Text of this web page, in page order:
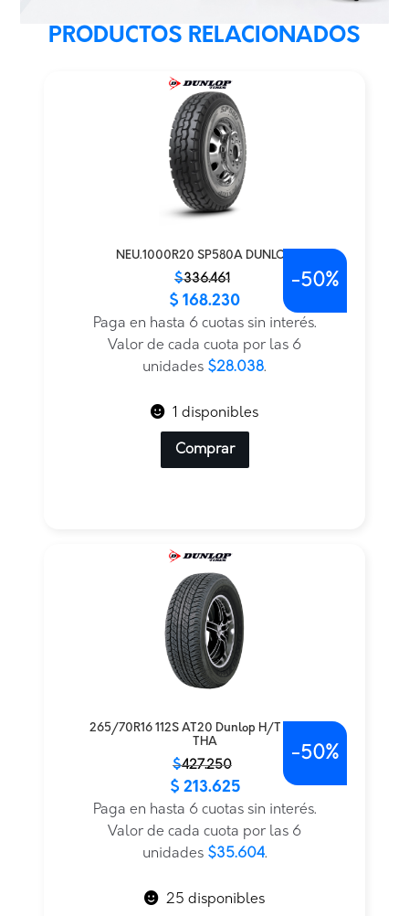
PRODUCTOS RELACIONADOS
NEU.1000R20 SP580A DUNLOP
$336.461
original
actual
$ 168.230
Paga en hasta 6 cuotas sin interés.
Valor de cada cuota por las 6
unidades $28.038.
-50%
1 disponibles
Comprar
265/70R16 112S AT20 Dunlop H/T TL BLK
THA
$427.250
original
$427.250.
actual
$ 213.625
Paga en hasta 6 cuotas sin interés.
Valor de cada cuota por las 6
unidades $35.604.
-50%
25 disponibles